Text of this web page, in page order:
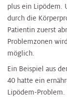
plus ein Lipödem.
durch die
Patientin zuerst
Problemzonen
möglich.
Ein Beispiel aus
40 hatte ein
Lipödem-